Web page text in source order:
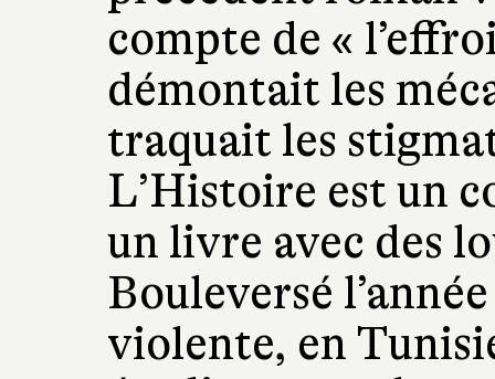
compte de «
démontait les
traquait les
L’Histoire est un
un livre avec des
Bouleversé
violente, en